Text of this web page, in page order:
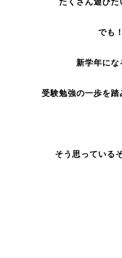
たくさん遊びた
でも！
新学年にな
受験勉強の一歩を踏
そう思っている